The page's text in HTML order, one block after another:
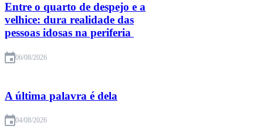
Entre o quarto de despejo e a
velhice: dura realidade das
pessoas idosas na periferia
06/08/2026
A última palavra é dela
04/08/2026